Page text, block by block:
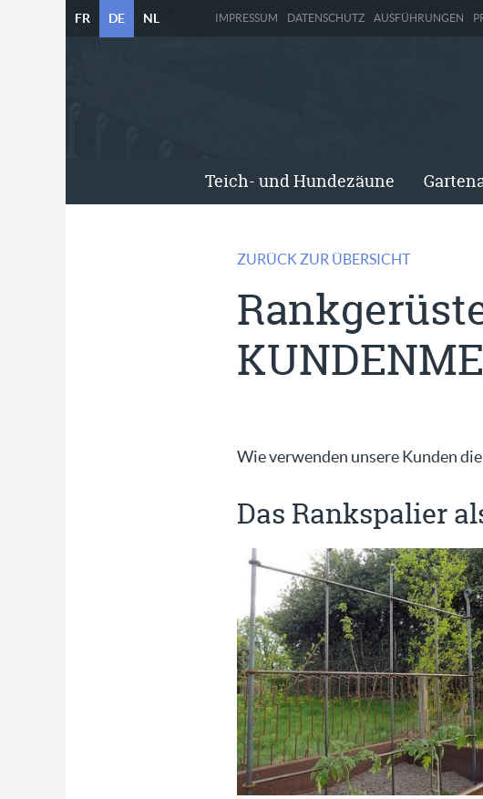
FR DE NL IMPRESSUM DATENSCHUTZ AUSFÜHRUNGEN
Teich- und Hundezäune
ZURÜCK ZUR ÜBERSICHT
Wie verwenden unsere Kunden
Das Rankspalier